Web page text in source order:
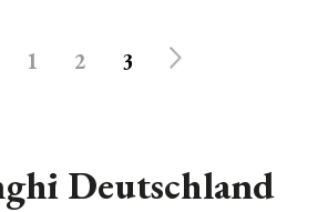
1 2 3
Deutschland